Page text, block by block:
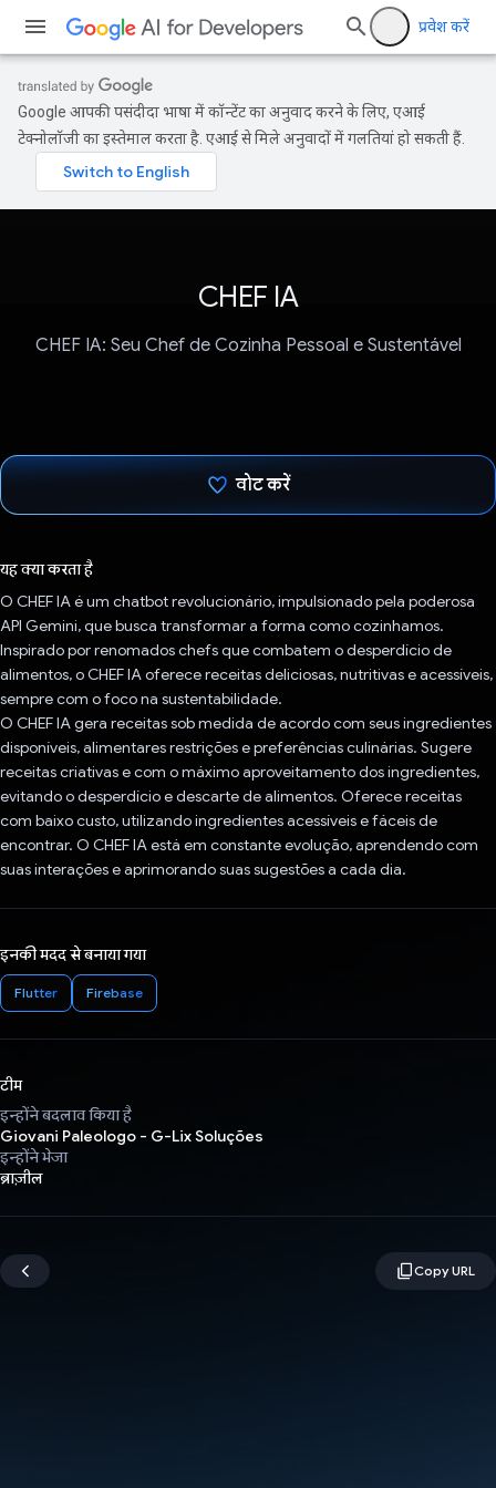
प्रवेश करें
Google आपकी पसंदीदा भाषा में कॉन्टेंट का अनुवाद करने के लिए, एआई
टेक्नोलॉजी का इस्तेमाल करता है. एआई से मिले अनुवादों में गलतियां हो सकती हैं.
CHEF IA
CHEF IA: Seu Chef de Cozinha Pessoal e Sustentável
वोट करें
यह क्या करता है
O CHEF IA é um chatbot revolucionário, impulsionado pela poderosa
API Gemini, que busca transformar a forma como cozinhamos.
Inspirado por renomados chefs que combatem o desperdício de
alimentos, o CHEF IA oferece receitas deliciosas, nutritivas e acessíveis,
sempre com o foco na sustentabilidade.
O CHEF IA gera receitas sob medida de acordo com seus ingredientes
disponíveis, alimentares restrições e preferências culinárias. Sugere
receitas criativas e com o máximo aproveitamento dos ingredientes,
evitando o desperdício e descarte de alimentos. Oferece receitas
com baixo custo, utilizando ingredientes acessíveis e fáceis de
encontrar. O CHEF IA está em constante evolução, aprendendo com
suas interações e aprimorando suas sugestões a cada dia.
इनकी मदद से बनाया गया
Flutter Firebase
टीम
इन्होंने बदलाव किया है
Giovani Paleologo - G-Lix Soluções
इन्होंने भेजा
ब्राज़ील